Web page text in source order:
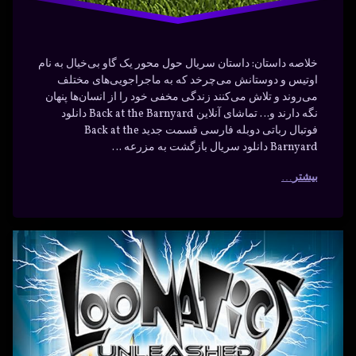
خلاصه داستان: داستان سریال حول محور یک گاو بی‌خیال به نام
اوتیس و دوستانش می‌چرخد که به ماجراجویی‌های مختلف
می‌روند و تلاش می‌کنند زندگی مخفی خود را از انسان‌ها پنهان
نگه دارند و… تماشای آنلاین Back at the Barnyard دانلود
فوتبال رباتی دوبله فارسی قسمت جدید Back at the
Barnyard دانلود سریال بازگشت به مزرعه …
بیشتر
دانلود
سریال
مبارزات
کهکشانی با
دوبله
خورده
Loonatics
Unleashed
اکشن
دیدگاهتان